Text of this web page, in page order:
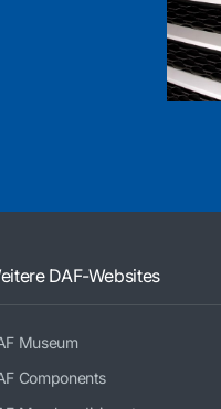
DAF-Websites
Museum
Components